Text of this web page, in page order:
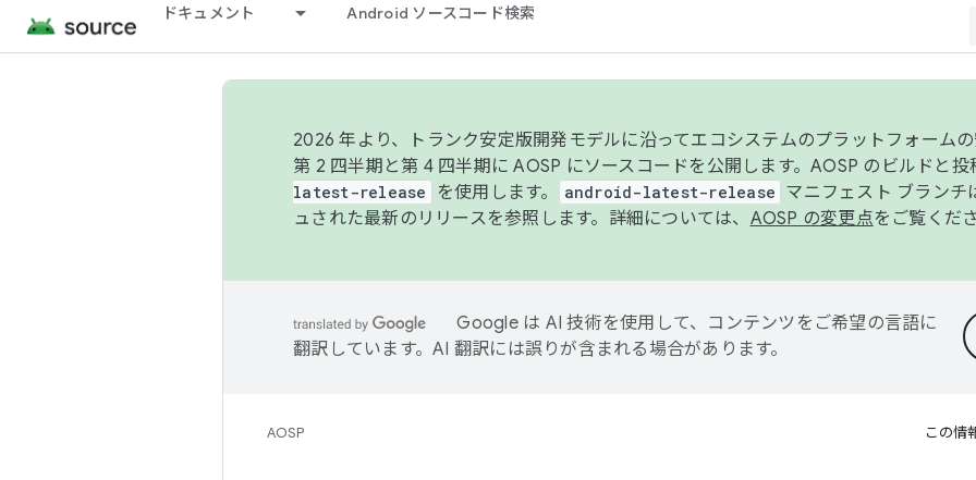
ドキュメント Android ソースコード検索
2026 年より、トランク安定版開発モデルに沿ってエコシステムのプラットフォーム
第 2 四半期と第 4 四半期に AOSP にソースコードを公開します。AOSP のビルドと投
latest-release を使用します。 android-latest-release マニフェスト ブランチ
ュされた最新のリリースを参照します。詳細については、 AOSP の変更点をご覧くだ
Google は AI 技術を使用して、コンテンツをご希望の言語に
翻訳しています。AI 翻訳には誤りが含まれる場合があります。
AOSP この情